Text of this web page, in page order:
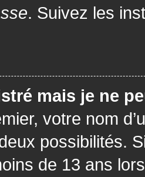
. Suivez les
mais je ne
votre nom
possibilités.
de 13 ans